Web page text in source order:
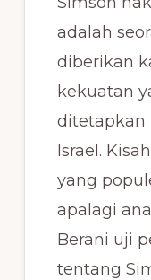
adalah
diberikan
kekuatan
ditetapkan
Israel.
yang
apalagi
Berani uji
tentang